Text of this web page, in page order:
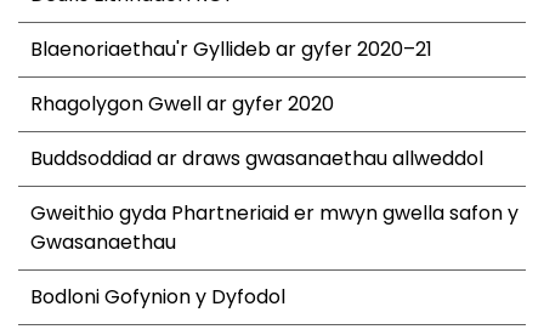
Blaenoriaethau'r Gyllideb ar gyfer 2020–21
Rhagolygon Gwell ar gyfer 2020
Buddsoddiad ar draws gwasanaethau allweddol
Gweithio gyda Phartneriaid er mwyn gwella safon y
Gwasanaethau
Bodloni Gofynion y Dyfodol